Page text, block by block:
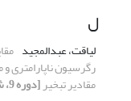
ل
لیاقت، عبدالمجید
رگرسیون ناپارامتری
مقادیر تبخیر[دوره 9، شماره 1، 1392، صفحه 90-95]